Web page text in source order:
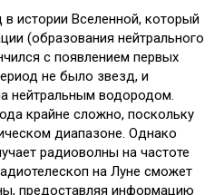
истории Вселенной, который
(образования нейтрального
с появлением первых
не было звезд, и
нейтральным водородом.
крайне сложно, поскольку
диапазоне. Однако
радиоволны на частоте
на Луне сможет
предоставляя информацию